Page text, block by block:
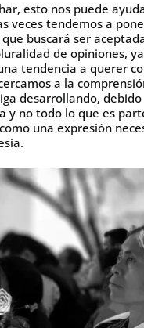
esto nos puede
veces tendemos a
buscará ser
de opiniones,
tendencia a querer
a la
desarrollando,
y no todo lo que es
una expresión